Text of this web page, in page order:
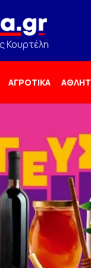
Κουρτέλη
ΑΓΡΟΤΙΚΑ